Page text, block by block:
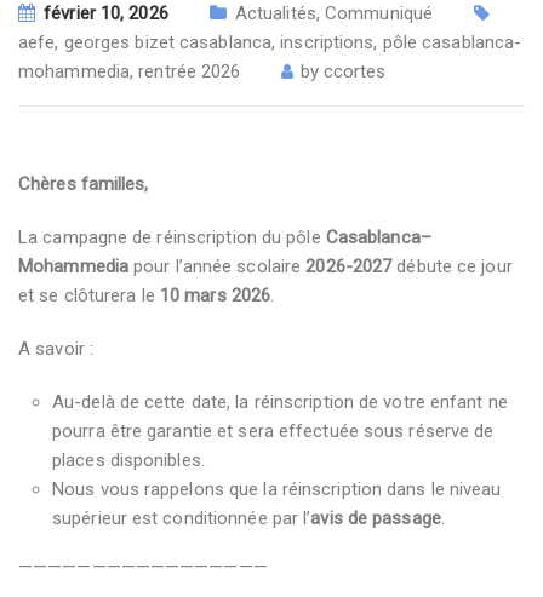
février 10, 2026 Actualités,Communiqué
aefe, georges bizet casablanca,inscriptions, pôle casablanca-
mohammedia,rentrée 2026 by ccortes
Chères familles,
La campagne de réinscription du pôle Casablanca–
Mohammedia pour l’année scolaire2026-2027débute ce jour
et se clôturera le 10 mars 2026.
A savoir :
Au-delà de cette date, la réinscription de votre enfant ne
pourra être garantie et sera effectuée sous réserve de
places disponibles.
Nous vous rappelons que la réinscription dans le niveau
supérieur est conditionnée par l’avis de passage.
—————————————————